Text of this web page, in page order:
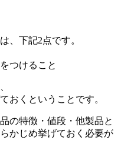
、下記2点です。
つけること
おくということです。
の特徴・値段・他製品と
かじめ挙げておく必要が